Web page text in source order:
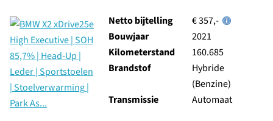
Netto bijtelling
€ 357,-
Bouwjaar
2021
Kilometerstand
160.685
Brandstof
Hybride
(Benzine)
Transmissie
Automaat